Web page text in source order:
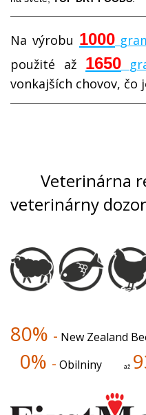
Na výrobu 1000
použité až 1650
vonkajších chovov, čo
Veterinárna
veterinárny dozor
80% - New Zealand
0% - Obilniny až